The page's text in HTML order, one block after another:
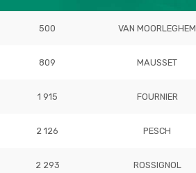
500 VAN MOORLEGHEM
809 MAUSSET
1 915 FOURNIER
2 126 PESCH
2 293 ROSSIGNOL